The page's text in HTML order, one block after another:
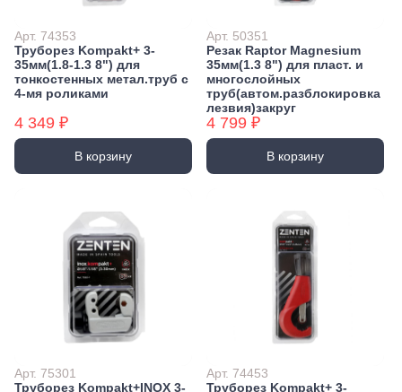
Арт. 74353
Труборез Kompakt+ 3-
35мм(1.8-1.3 8") для
тонкостенных метал.труб с
4-мя роликами
4 349 ₽
В корзину
Арт. 50351
Резак Raptor Magnesium
35мм(1.3 8") для пласт. и
многослойных
труб(автом.разблокировка
лезвия)закруг
4 799 ₽
В корзину
Арт. 75301
Труборез Kompakt+INOX 3-
Арт. 74453
Труборез Kompakt+ 3-